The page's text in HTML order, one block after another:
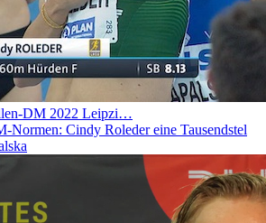
DM 2022 Leipzi…
Normen: Cindy Roleder eine Tausendstel